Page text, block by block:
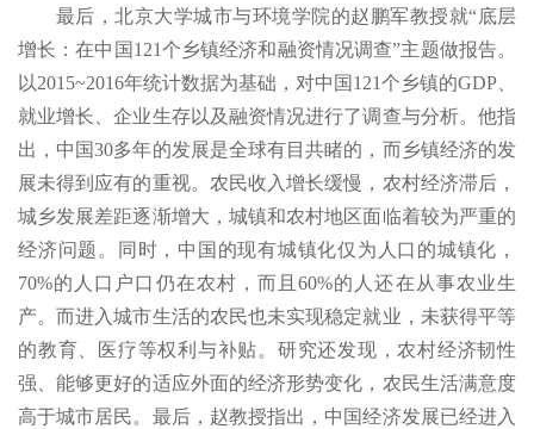
最后，北京大学城市与环境学院的赵鹏军教授就“底层
增长：在中国121个乡镇经济和融资情况调查”主题做报告。
以2015~2016年统计数据为基础，对中国121个乡镇的GDP、
就业增长、企业生存以及融资情况进行了调查与分析。他指
出，中国30多年的发展是全球有目共睹的，而乡镇经济的发
展未得到应有的重视。农民收入增长缓慢，农村经济滞后，
城乡发展差距逐渐增大，城镇和农村地区面临着较为严重的
经济问题。同时，中国的现有城镇化仅为人口的城镇化，
70%的人口户口仍在农村，而且60%的人还在从事农业生
产。而进入城市生活的农民也未实现稳定就业，未获得平等
的教育、医疗等权利与补贴。研究还发现，农村经济韧性
强、能够更好的适应外面的经济形势变化，农民生活满意度
高于城市居民。最后，赵教授指出，中国经济发展已经进入